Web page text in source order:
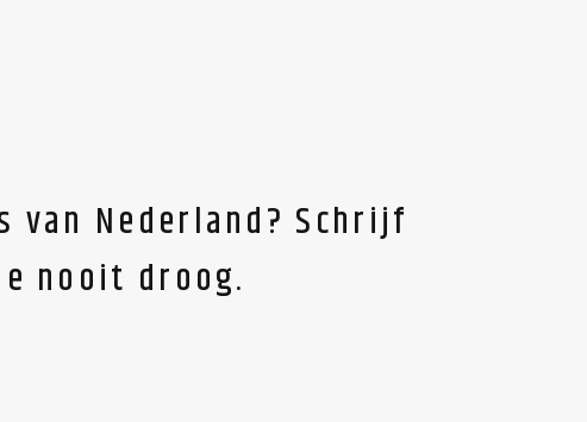
Nederland? Schrijf
nooit droog.